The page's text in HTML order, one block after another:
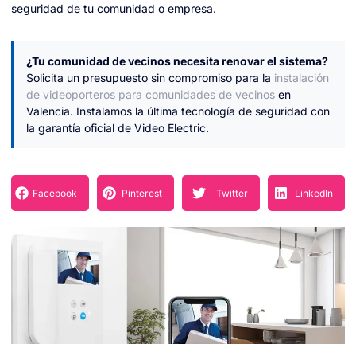
seguridad de tu comunidad o empresa.
¿Tu comunidad de vecinos necesita renovar el sistema?
Solicita un presupuesto sin compromiso para la instalación
de videoporteros para comunidades de vecinos en
Valencia. Instalamos la última tecnología de seguridad con
la garantía oficial de Video Electric.
Facebook Pinterest Twitter LinkedIn